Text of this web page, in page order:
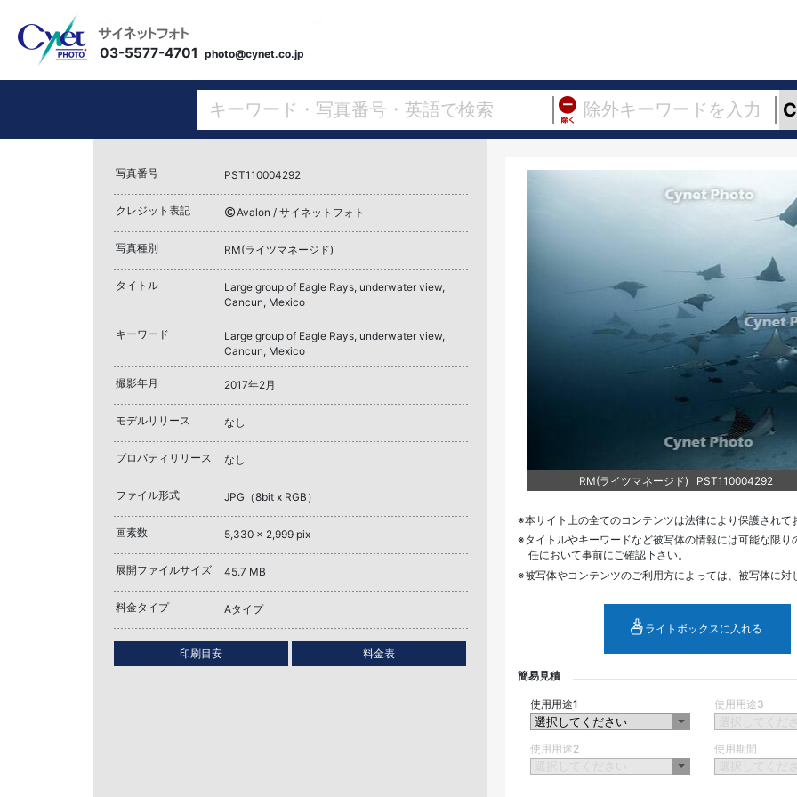
03-5577-4701 photo@cynet.co.jp
写真番号 PST110004292
クレジット表記 Avalon / サイネットフォト
写真種別 RM(ライツマネージド)
タイトル
Large group of Eagle Rays, underwater view,
Cancun, Mexico
キーワード
Large group of Eagle Rays, underwater view,
Cancun, Mexico
撮影年月 2017年2月
モデルリリース なし
プロパティリリース なし
ファイル形式 JPG（8bit x RGB）
画素数 5,330 x 2,999 pix
展開ファイルサイズ 45.7 MB
料金タイプ Aタイプ
印刷目安 料金表
RM(ライツマネージド) PST110004292
本サイト上の全てのコンテンツは法律により保護され
タイトルやキーワードなど被写体の情報には可能な限
任において事前にご確認下さい。
被写体やコンテンツのご利用方によっては、被写体に
ライトボックスに入れる
簡易見積
使用用途1
使用用途2
使用用途3
使用期間